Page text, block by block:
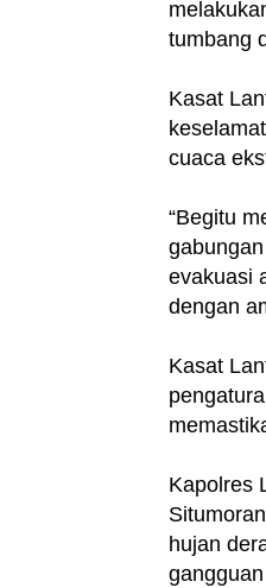
tumbang
Kasat
cuaca
“Begitu
evakuasi
dengan
Kasat
Kapolres
hujan